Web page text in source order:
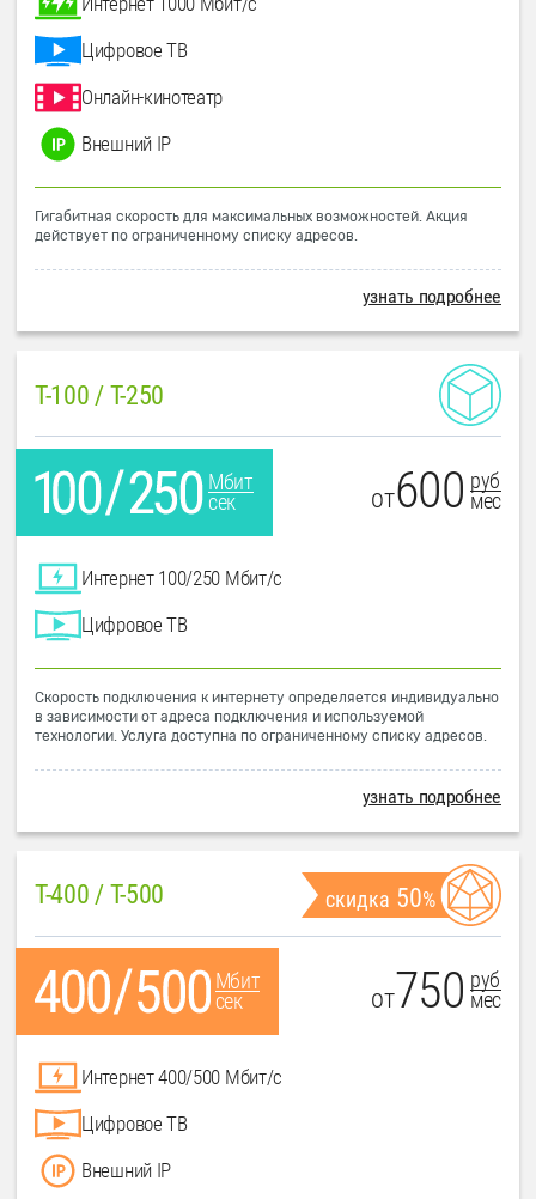
Цифровое ТВ
Онлайн-кинотеатр
Внешний IP
Гигабитная скорость для максимальных возможностей. Акция
действует по ограниченному списку адресов.
узнать подробнее
T-100 / T-250
Мбит
сек
от600 руб
мес
Интернет 100/250 Мбит/с
Цифровое ТВ
Скорость подключения к интернету определяется индивидуально
в зависимости от адреса подключения и используемой
технологии. Услуга доступна по ограниченному списку адресов.
узнать подробнее
T-400 / T-500 скидка 50%
Мбит
сек
от750 руб
мес
Интернет 400/500 Мбит/с
Цифровое ТВ
Внешний IP